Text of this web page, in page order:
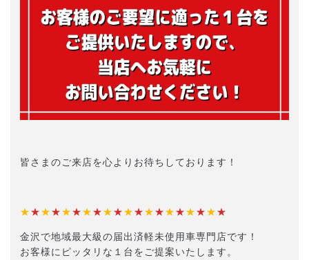
皆さまのご来店を心よりお待ちしております！
★★★★★★★★★★★★★★★★★★★★
金沢で地域最大級の届出済軽未使用車専門店です！
お客様にピッタリな１台をご提案いたします。